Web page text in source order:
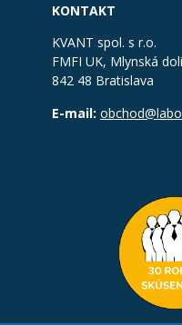
KONTAKT
KVANT spol. s r.o.
FMFI UK, Mlynská
842 48 Bratislava
E-mail: